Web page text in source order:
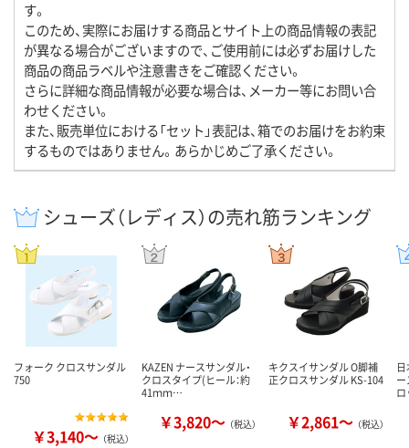
す。
このため、実際にお届けする商品とサイト上の商品情報の表記
が異なる場合がございますので、ご使用前には必ずお届けした
商品の商品ラベルや注意書きをご確認ください。
さらに詳細な商品情報が必要な場合は、メーカー等にお問い合
わせください。
また、販売単位における「セット」表記は、箱でのお届けをお約束
するものではありません。あらかじめご了承ください。
シューズ（レディス）の売れ筋ランキング
フォーク クロスサンダル
750
￥3,140～ （税込）
KAZEN ナースサンダル・
クロスタイプ(ヒール：約
41ｍｍ…
￥3,820～ （税込）
キクスイサンダル O脚補
正クロスサンダル KS-104
￥2,861～ （税込）